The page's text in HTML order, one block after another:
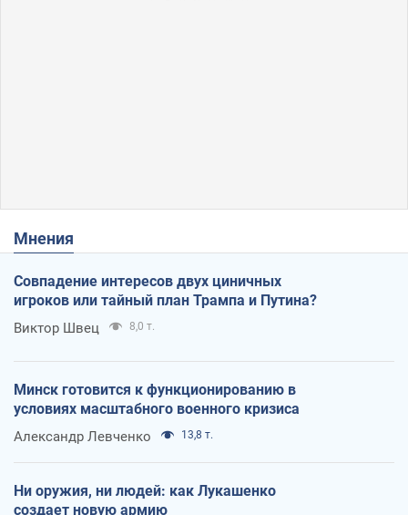
Мнения
Совпадение интересов двух циничных
игроков или тайный план Трампа и Путина?
Виктор Швец 8,0 т.
Минск готовится к функционированию в
условиях масштабного военного кризиса
Александр Левченко 13,8 т.
Ни оружия, ни людей: как Лукашенко
создает новую армию